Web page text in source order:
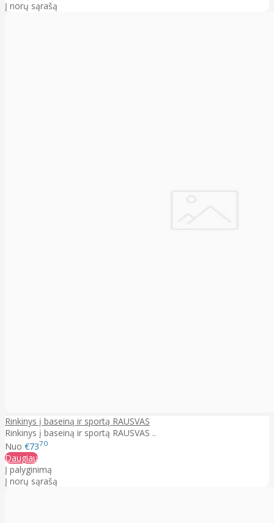
Į norų sąrašą
Rinkinys į baseiną ir sportą RAUSVAS
Rinkinys į baseiną ir sportą RAUSVAS ..
Nuo €7370
Daugiau
Į palyginimą
Į norų sąrašą